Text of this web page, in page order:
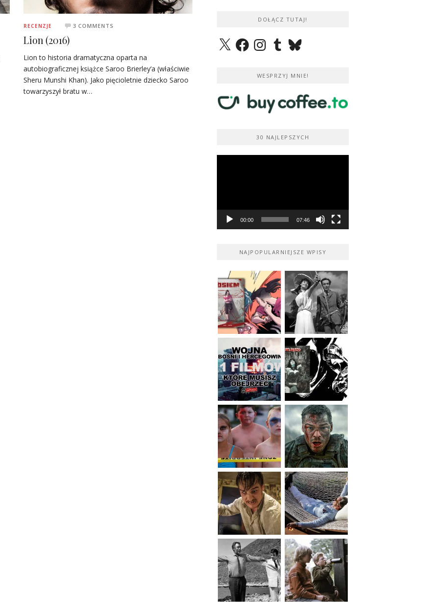
RECENZJE 3 COMMENTS
Lion (2016)
Lion to historia dramatyczna oparta na
autobiograficznej książce Saroo Brierley’a (właściwie
Sheru Munshi Khan). Jako pięcioletnie dziecko Saroo
towarzyszył bratu w…
DOŁĄCZ TUTAJ!
X FacebookInstagramTumblrBluesky
WESPRZYJ MNIE!
30 NAJLEPSZYCH
00:00 07:46
NAJPOPULARNIEJSZE WPISY